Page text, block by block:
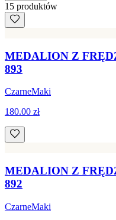
15 produktów
MEDALION Z
893
CzarneMaki
180.00 zł
MEDALION Z
892
CzarneMaki